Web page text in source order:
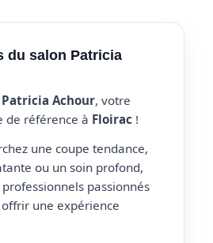
du salon Patricia
Patricia Achour, votre
de référence à Floirac !
une coupe tendance,
ou un soin profond,
passionnés
une expérience